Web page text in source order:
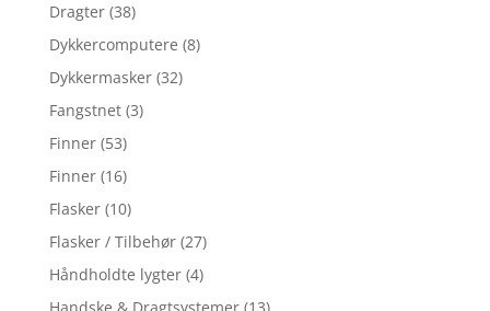
Dragter (38)
Dykkercomputere (8)
Dykkermasker (32)
Fangstnet (3)
Finner (53)
Finner (16)
Flasker (10)
Flasker / Tilbehør (27)
Håndholdte lygter (4)